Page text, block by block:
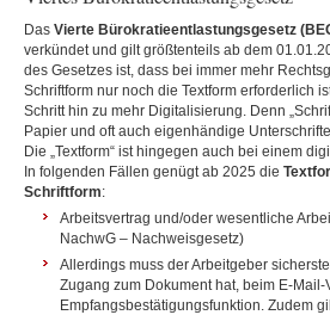
Das Vierte Bürokratieentlastungsgesetz
verkündet und gilt größtenteils ab dem
des Gesetzes ist, dass bei immer mehr
Schriftform nur noch die Textform erforderlich
Schritt hin zu mehr Digitalisierung. Denn
Papier und oft auch eigenhändige
Die „Textform“ ist hingegen auch bei einem
In folgenden Fällen genügt ab 2025 die
Schriftform:
Arbeitsvertrag und/oder wesentliche
NachwG – Nachweisgesetz)
Allerdings muss der Arbeitgeber
Zugang zum Dokument hat, beim E-Mail-
Empfangsbestätigungsfunktion. Zudem